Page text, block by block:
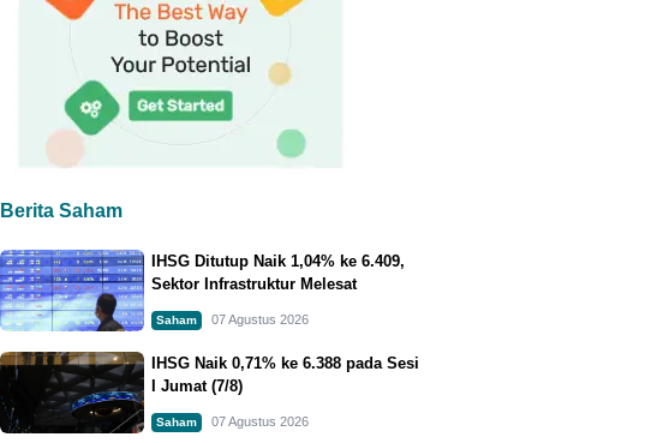
Berita Saham
IHSG Ditutup Naik 1,04% ke 6.409,
Sektor Infrastruktur Melesat
Saham 07 Agustus 2026
IHSG Naik 0,71% ke 6.388 pada Sesi
I Jumat (7/8)
Saham 07 Agustus 2026